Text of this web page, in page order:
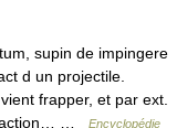
supin de impingere
d un projectile.
frapper, et par ext.
action… …
Encyclopédie